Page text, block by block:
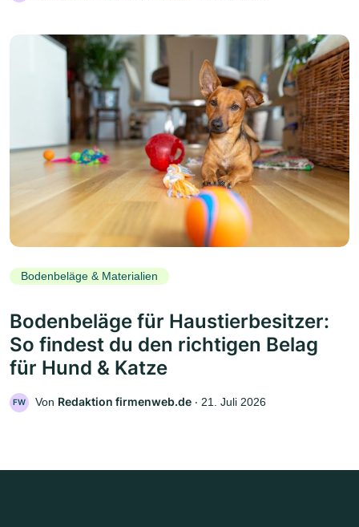
Bodenbeläge & Materialien
Bodenbeläge für Haustierbesitzer:
So findest du den richtigen Belag
für Hund & Katze
FW Von Redaktion firmenweb.de ‧ 21. Juli 2026